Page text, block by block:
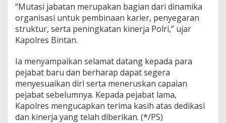
“Mutasi jabatan merupakan bagian dari dinamika
organisasi untuk pembinaan karier, penyegaran
struktur, serta peningkatan kinerja Polri,” ujar
Kapolres Bintan.
Ia menyampaikan selamat datang kepada para
pejabat baru dan berharap dapat segera
menyesuaikan diri serta meneruskan capaian
pejabat sebelumnya. Kepada pejabat lama,
Kapolres mengucapkan terima kasih atas dedikasi
dan kinerja yang telah diberikan. (*/PS)